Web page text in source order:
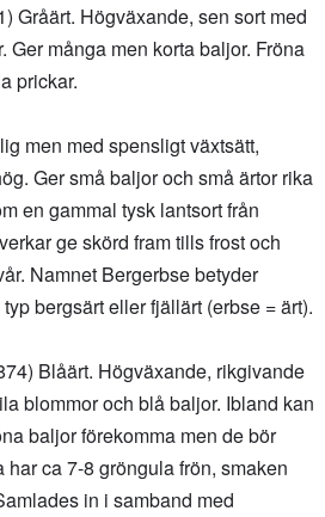
Gråärt. Högväxande, sen sort med
Ger många men korta baljor. Fröna
prickar.
men med spensligt växtsätt,
Ger små baljor och små ärtor rika
en gammal tysk lantsort från
ge skörd fram tills frost och
Namnet Bergerbse betyder
bergsärt eller fjällärt (erbse = ärt).
Blåärt. Högväxande, rikgivande
blommor och blå baljor. Ibland kan
baljor förekomma men de bör
ca 7-8 gröngula frön, smaken
in i samband med